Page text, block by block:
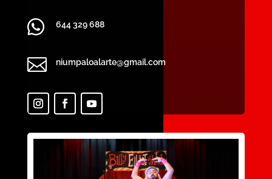
 644 329 688
 niumpaloalarte@gmail.com